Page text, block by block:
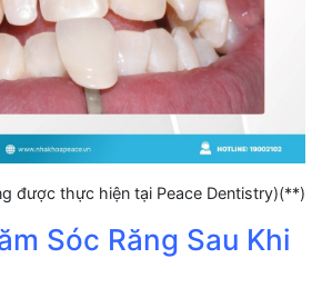
được thực hiện tại Peace Dentistry)(**)
Sóc Răng Sau Khi